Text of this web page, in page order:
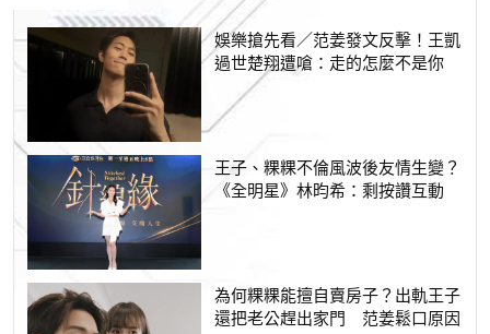
娛樂搶先看／范姜發文反擊！王凱
過世楚翔遭嗆：走的怎麼不是你
王子、粿粿不倫風波後友情生變？
《全明星》林昀希：剩按讚互動
為何粿粿能擅自賣房子？出軌王子
還把老公趕出家門 范姜鬆口原因